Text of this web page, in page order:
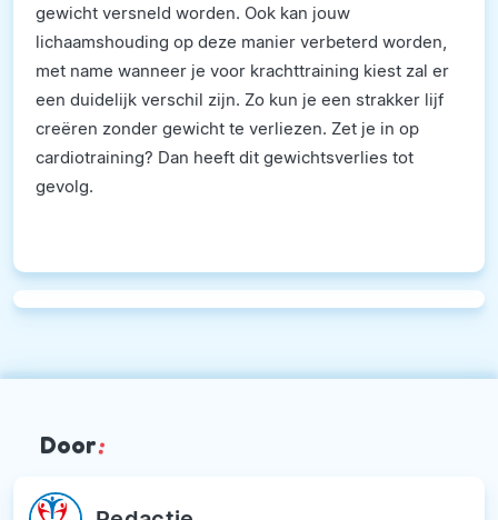
gewicht versneld worden. Ook kan jouw
lichaamshouding op deze manier verbeterd worden,
met name wanneer je voor krachttraining kiest zal er
een duidelijk verschil zijn. Zo kun je een strakker lijf
creëren zonder gewicht te verliezen. Zet je in op
cardiotraining? Dan heeft dit gewichtsverlies tot
gevolg.
Door: